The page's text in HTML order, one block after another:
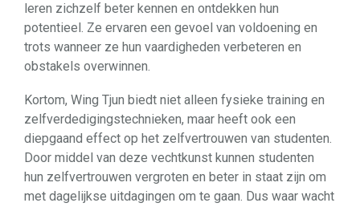
leren zichzelf beter kennen en ontdekken hun
potentieel. Ze ervaren een gevoel van voldoening en
trots wanneer ze hun vaardigheden verbeteren en
obstakels overwinnen.
Kortom, Wing Tjun biedt niet alleen fysieke training en
zelfverdedigingstechnieken, maar heeft ook een
diepgaand effect op het zelfvertrouwen van studenten.
Door middel van deze vechtkunst kunnen studenten
hun zelfvertrouwen vergroten en beter in staat zijn om
met dagelijkse uitdagingen om te gaan. Dus waar wacht